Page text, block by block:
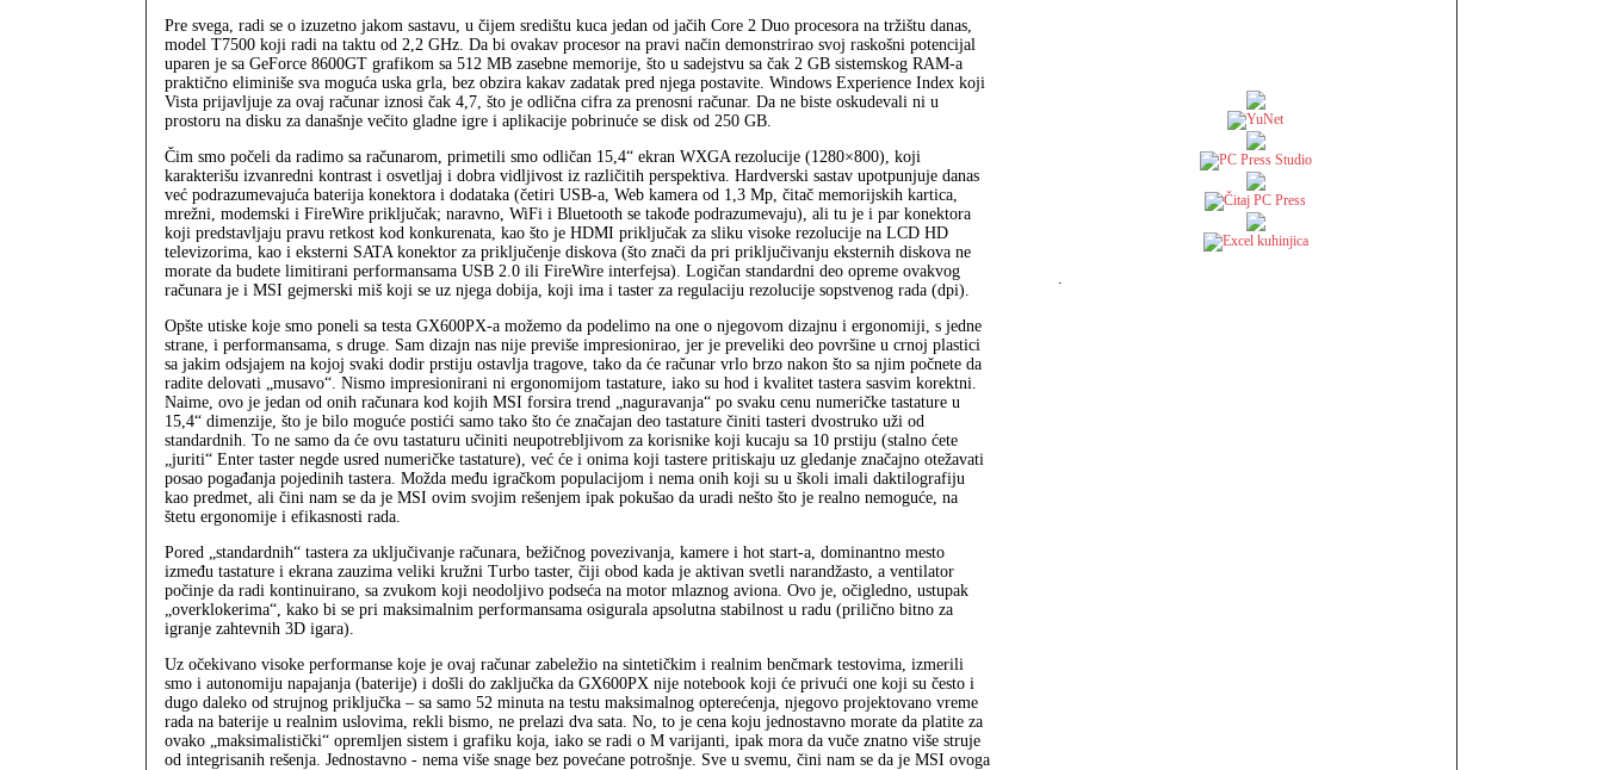
Pre svega, radi se o izuzetno jakom sastavu, u čijem središtu kuca jedan od jačih Core 2 Duo procesora na tržištu danas,
model T7500 koji radi na taktu od 2,2 GHz. Da bi ovakav procesor na pravi način demonstrirao svoj raskošni potencijal
uparen je sa GeForce 8600GT grafikom sa 512 MB zasebne memorije, što u sadejstvu sa čak 2 GB sistemskog RAM‑a
praktično eliminiše sva moguća uska grla, bez obzira kakav zadatak pred njega postavite. Windows Experience Index koji
Vista prijavljuje za ovaj računar iznosi čak 4,7, što je odlična cifra za prenosni računar. Da ne biste oskudevali ni u
prostoru na disku za današnje večito gladne igre i aplikacije pobrinuće se disk od 250 GB.
Čim smo počeli da radimo sa računarom, primetili smo odličan 15,4“ ekran WXGA rezolucije (1280×800), koji
karakterišu izvanredni kontrast i osvetljaj i dobra vidljivost iz različitih perspektiva. Hardverski sastav upotpunjuje danas
već podrazumevajuća baterija konektora i dodataka (četiri USB‑a, Web kamera od 1,3 Mp, čitač memorijskih kartica,
mrežni, modemski i FireWire priključak; naravno, WiFi i Bluetooth se takođe podrazumevaju), ali tu je i par konektora
koji predstavljaju pravu retkost kod konkurenata, kao što je HDMI priključak za sliku visoke rezolucije na LCD HD
televizorima, kao i eksterni SATA konektor za priključenje diskova (što znači da pri priključivanju eksternih diskova ne
morate da budete limitirani performansama USB 2.0 ili FireWire interfejsa). Logičan standardni deo opreme ovakvog
računara je i MSI gejmerski miš koji se uz njega dobija, koji ima i taster za regulaciju rezolucije sopstvenog rada (dpi).
Opšte utiske koje smo poneli sa testa GX600PX‑a možemo da podelimo na one o njegovom dizajnu i ergonomiji, s jedne
strane, i performansama, s druge. Sam dizajn nas nije previše impresionirao, jer je preveliki deo površine u crnoj plastici
sa jakim odsjajem na kojoj svaki dodir prstiju ostavlja tragove, tako da će računar vrlo brzo nakon što sa njim počnete da
radite delovati „musavo“. Nismo impresionirani ni ergonomijom tastature, iako su hod i kvalitet tastera sasvim korektni.
Naime, ovo je jedan od onih računara kod kojih MSI forsira trend „naguravanja“ po svaku cenu numeričke tastature u
15,4“ dimenzije, što je bilo moguće postići samo tako što će značajan deo tastature činiti tasteri dvostruko uži od
standardnih. To ne samo da će ovu tastaturu učiniti neupotrebljivom za korisnike koji kucaju sa 10 prstiju (stalno ćete
„juriti“ Enter taster negde usred numeričke tastature), već će i onima koji tastere pritiskaju uz gledanje značajno otežavati
posao pogađanja pojedinih tastera. Možda među igračkom populacijom i nema onih koji su u školi imali daktilografiju
kao predmet, ali čini nam se da je MSI ovim svojim rešenjem ipak pokušao da uradi nešto što je realno nemoguće, na
štetu ergonomije i efikasnosti rada.
Pored „standardnih“ tastera za uključivanje računara, bežičnog povezivanja, kamere i hot start‑a, dominantno mesto
između tastature i ekrana zauzima veliki kružni Turbo taster, čiji obod kada je aktivan svetli narandžasto, a ventilator
počinje da radi kontinuirano, sa zvukom koji neodoljivo podseća na motor mlaznog aviona. Ovo je, očigledno, ustupak
„overklokerima“, kako bi se pri maksimalnim performansama osigurala apsolutna stabilnost u radu (prilično bitno za
igranje zahtevnih 3D igara).
Uz očekivano visoke performanse koje je ovaj računar zabeležio na sintetičkim i realnim benčmark testovima, izmerili
smo i autonomiju napajanja (baterije) i došli do zaključka da GX600PX nije notebook koji će privući one koji su često i
dugo daleko od strujnog priključka – sa samo 52 minuta na testu maksimalnog opterećenja, njegovo projektovano vreme
rada na baterije u realnim uslovima, rekli bismo, ne prelazi dva sata. No, to je cena koju jednostavno morate da platite za
ovako „maksimalistički“ opremljen sistem i grafiku koja, iako se radi o M varijanti, ipak mora da vuče znatno više struje
od integrisanih rešenja. Jednostavno - nema više snage bez povećane potrošnje. Sve u svemu, čini nam se da je MSI ovoga
.